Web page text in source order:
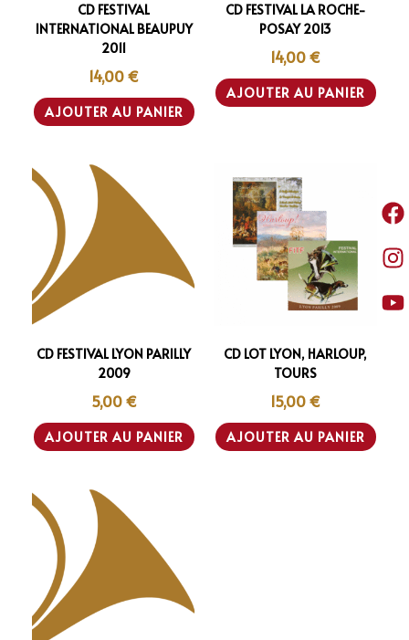
CD FESTIVAL
INTERNATIONAL BEAUPUY
2011
14,00€
AJOUTER AU PANIER
CD FESTIVAL LA ROCHE-
POSAY 2013
14,00€
AJOUTER AU PANIER
CD FESTIVAL LYON PARILLY
2009
5,00€
AJOUTER AU PANIER
CD LOT LYON, HARLOUP,
TOURS
15,00€
AJOUTER AU PANIER